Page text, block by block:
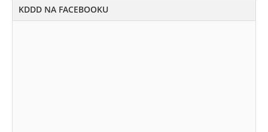
KDDD NA FACEBOOKU